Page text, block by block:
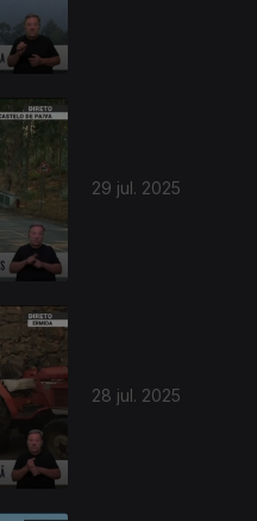
29 jul. 2025
28 jul. 2025